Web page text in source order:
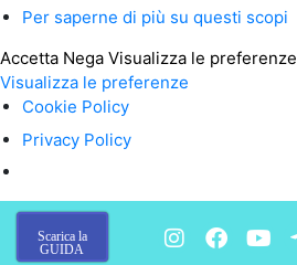
Per saperne di più su questi scopi
Accetta Nega Visualizza le preferenze
Visualizza le preferenze
Cookie Policy
Privacy Policy
Scarica la
GUIDA